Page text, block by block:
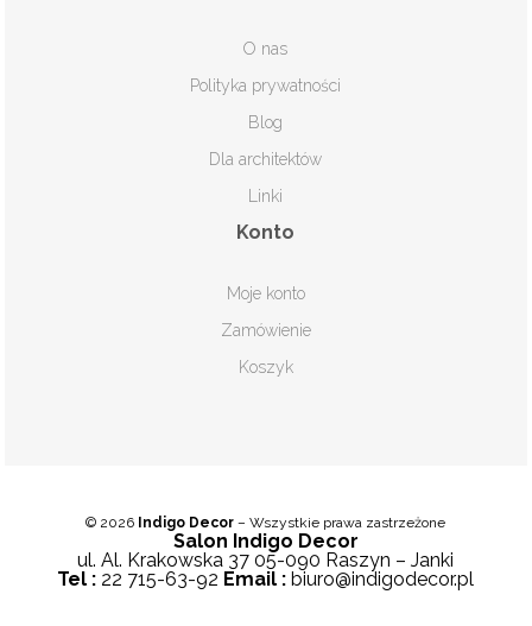
O nas
Polityka prywatności
Blog
Dla architektów
Linki
Konto
Moje konto
Zamówienie
Koszyk
© 2026 Indigo Decor – Wszystkie prawa zastrzeżone
Salon Indigo Decor
ul. Al. Krakowska 3705-090 Raszyn – Janki
Tel : 22 715-63-92 Email :biuro@indigodecor.pl